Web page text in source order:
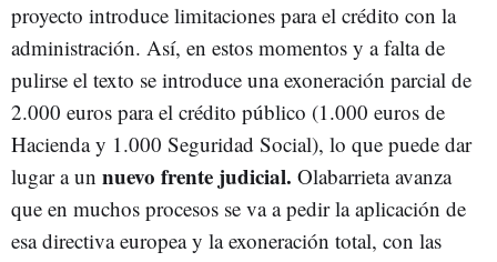
proyecto introduce limitaciones para el crédito con la
administración. Así, en estos momentos y a falta de
pulirse el texto se introduce una exoneración parcial de
2.000 euros para el crédito público (1.000 euros de
Hacienda y 1.000 Seguridad Social), lo que puede dar
lugar a un nuevo frente judicial. Olabarrieta avanza
que en muchos procesos se va a pedir la aplicación de
esa directiva europea y la exoneración total, con las